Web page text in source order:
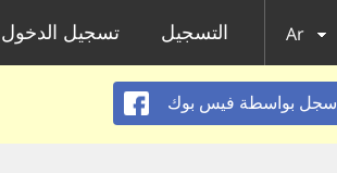
تسجيل الدخول التسجيل Ar
سجل بواسطة فيس بوك